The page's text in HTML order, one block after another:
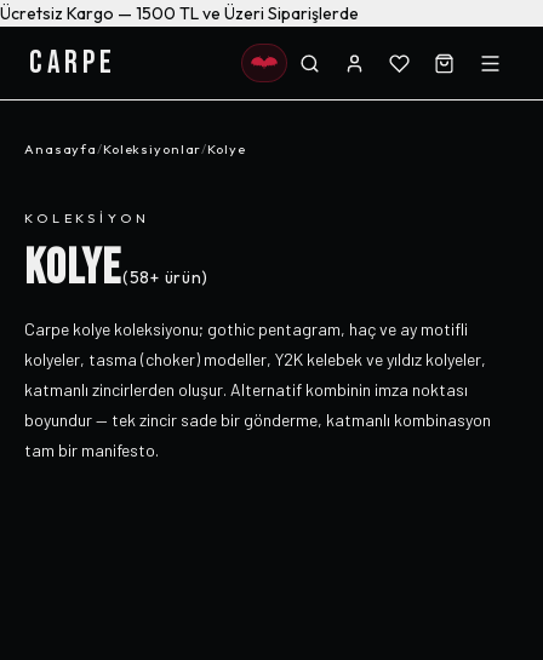
Ücretsiz Kargo — 1500 TL ve Üzeri Siparişlerde
CARPE
Anasayfa/Koleksiyonlar/Kolye
KOLEKSIYON
KOLYE(58+ ürün)
Carpe kolye koleksiyonu; gothic pentagram, haç ve ay motifli
kolyeler, tasma (choker) modeller, Y2K kelebek ve yıldız kolyeler,
katmanlı zincirlerden oluşur. Alternatif kombinin imza noktası
boyundur — tek zincir sade bir gönderme, katmanlı kombinasyon
tam bir manifesto.